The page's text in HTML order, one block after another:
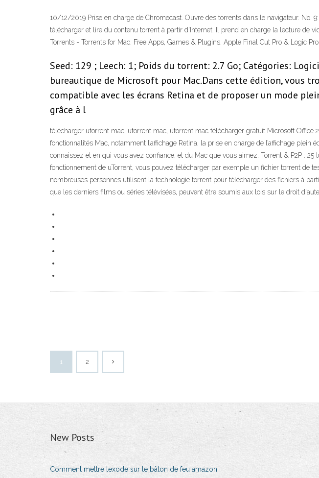
10/12/2019 Prise en charge de Chromecast. Ouvre des torrents dans le navigateur. No.
télécharger et lire du contenu torrent à partir d'Internet. Il prend en charge la lecture de
Torrents - Torrents for Mac. Free Apps, Games & Plugins. Apple Final Cut Pro & Logic
Seed: 129 ; Leech: 1; Poids du torrent: 2.7 Go; Catégories:
bureautique de Microsoft pour Mac.Dans cette édition, vous
compatible avec les écrans Retina et de proposer un mode
grâce à l
télécharger utorrent mac, utorrent mac, utorrent mac télécharger gratuit Microsoft
fonctionnalités Mac, notamment l’affichage Retina, la prise en charge de l’affichage
connaissez et en qui vous avez confiance, et du Mac que vous aimez. Torrent & P2P :
fonctionnement de uTorrent, vous pouvez télécharger par exemple un fichier torrent de
nombreuses personnes utilisent la technologie torrent pour télécharger des fichiers à
que les derniers films ou séries télévisées, peuvent être soumis aux lois sur le droit
1 2
New Posts
Comment mettre lexode sur le bâton de feu amazon